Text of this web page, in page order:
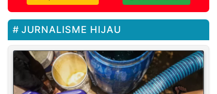
JURNALISME HIJAU